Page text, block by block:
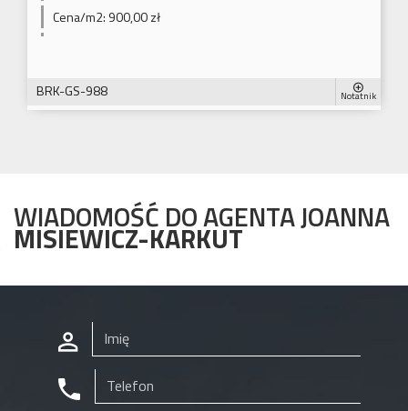
Cena/m2: 900,00 zł
BRK-GS-988 Notatnik
WIADOMOŚĆ DO AGENTA JOANNA
MISIEWICZ-KARKUT